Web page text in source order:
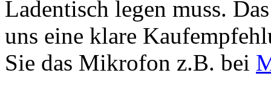
Ladentisch legen muss.
uns eine klare
Sie das Mikrofon z.B. bei